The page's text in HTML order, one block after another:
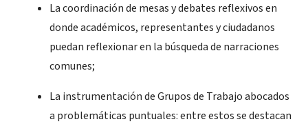
La coordinación de mesas y debates reflexivos en
donde académicos, representantes y ciudadanos
puedan reflexionar en la búsqueda de narraciones
comunes;
La instrumentación de Grupos de Trabajo abocados
a problemáticas puntuales: entre estos se destacan